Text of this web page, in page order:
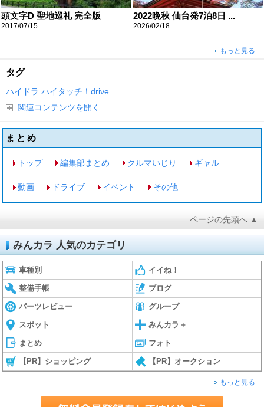
頭文字D 聖地巡礼 完全版
2017/07/15
2022晩秋 仙台発7泊8日 ...
2026/02/18
もっと見る
タグ
ハイドラ ハイタッチ！drive
関連コンテンツを開く
まとめ
トップ 編集部まとめ クルマいじり ギャル
動画 ドライブ イベント その他
ページの先頭へ ▲
みんカラ 人気のカテゴリ
車種別 イイね！
整備手帳 ブログ
パーツレビュー グループ
スポット みんカラ＋
まとめ フォト
【PR】ショッピング 【PR】オークション
もっと見る